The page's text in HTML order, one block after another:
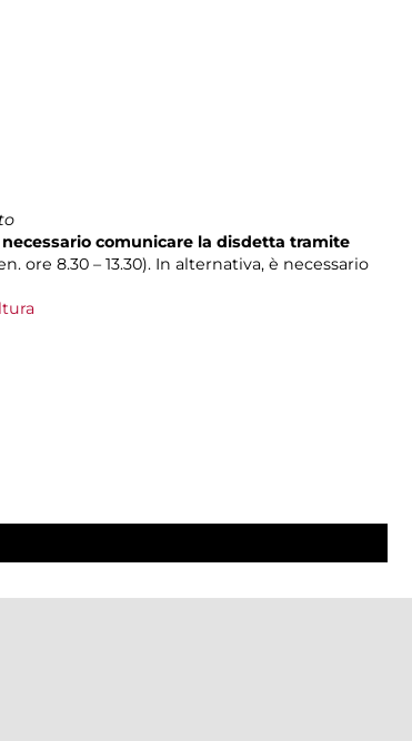
necessario comunicare la disdetta tramite
ore 8.30 – 13.30). In alternativa, è necessario